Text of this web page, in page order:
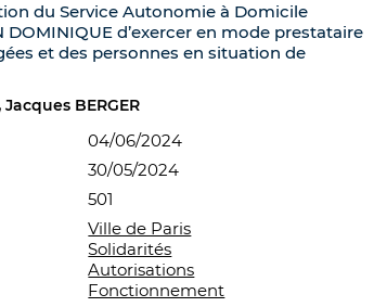
du Service Autonomie à Domicile
DOMINIQUE d’exercer en mode prestataire
et des personnes en situation de
Jacques BERGER
04/06/2024
30/05/2024
501
Ville de Paris
Solidarités
Autorisations
Fonctionnement